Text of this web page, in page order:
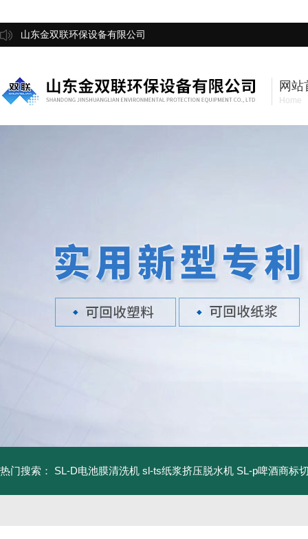
山东金双联环保设备有限公司
网站
Home
热门搜索： SL-D电池膜清洗机 sl-ts纸浆挤压脱水机 SL-p啤酒商标